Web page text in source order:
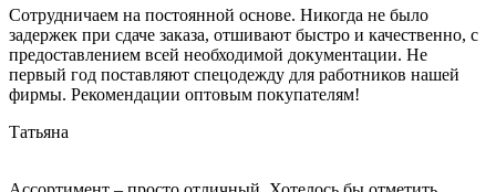
Сотрудничаем на постоянной основе. Никогда не было
задержек при сдаче заказа, отшивают быстро и качественно, с
предоставлением всей необходимой документации. Не
первый год поставляют спецодежду для работников нашей
фирмы. Рекомендации оптовым покупателям!
Татьяна